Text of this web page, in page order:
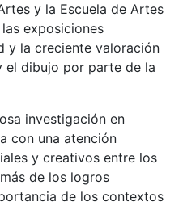
y la Escuela de Artes
exposiciones
y la creciente valoración
el dibujo por parte de la
investigación en
con una atención
y creativos entre los
de los logros
de los contextos